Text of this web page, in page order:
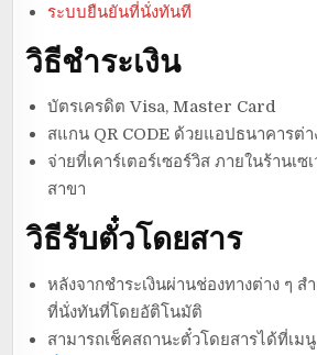
ระบบยืนยันที่นั่งทันที
วิธีชำระเงิน
บัตรเครดิต Visa, Master Card
สแกน QR CODE ด้วยแอปธนาคารต่า
จ่ายที่เคาร์เตอร์เซอร์วิส ภายในร้านเซ
สาขา
วิธีรับตั๋วโดยสาร
หลังจากชำระเงินผ่านช่องทางต่าง ๆ ส
ที่นั่งทันที่โดยอัติโนมัติ
สามารถเช็คสถานะตั๋วโดยสารได้ที่เมนู